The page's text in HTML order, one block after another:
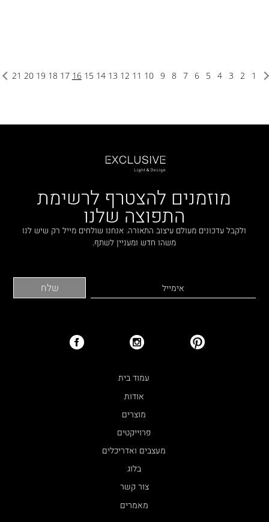
1
2
3
4
5
6
7
8
9
10
11
12
13
14
15
16
17
18
19
20
21
מוזמנים להצטרף לרשימת
התפוצה שלנו
ולקבל עדכונים מעולם עיצוב התאורה. אנחנו שולחים מייל רק שיש לנו
משהו חדש ומעניין לשתף.
עמוד בית
אודות
מוצרים
פרוייקטים
מעצבים ואדריכלים
בלוג
צור קשר
מאמרים